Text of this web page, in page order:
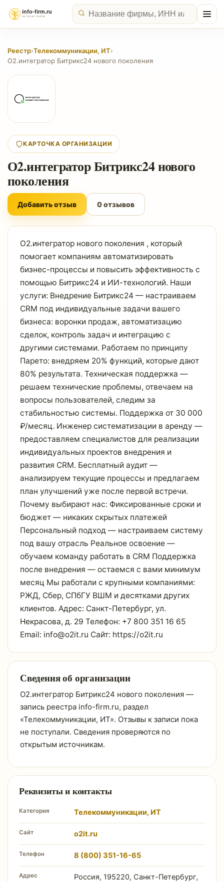
Реестр›Телекоммуникации, ИТ›
О2.интегратор Битрикс24 нового поколения
КАРТОЧКА ОРГАНИЗАЦИИ
О2.интегратор Битрикс24 нового
поколения
Добавить отзыв 0 отзывов
O2.интегратор нового поколения , который
помогает компаниям автоматизировать
бизнес-процессы и повысить эффективность с
помощью Битрикс24 и ИИ-технологий. Наши
услуги: Внедрение Битрикс24 — настраиваем
CRM под индивидуальные задачи вашего
бизнеса: воронки продаж, автоматизацию
сделок, контроль задач и интеграцию с
другими системами. Работаем по принципу
Парето: внедряем 20% функций, которые дают
80% результата. Техническая поддержка —
решаем технические проблемы, отвечаем на
вопросы пользователей, следим за
стабильностью системы. Поддержка от 30 000
₽/месяц. Инженер систематизации в аренду —
предоставляем специалистов для реализации
индивидуальных проектов внедрения и
развития CRM. Бесплатный аудит —
анализируем текущие процессы и предлагаем
план улучшений уже после первой встречи.
Почему выбирают нас: Фиксированные сроки и
бюджет — никаких скрытых платежей
Персональный подход — настраиваем систему
под вашу отрасль Реальное освоение —
обучаем команду работать в CRM Поддержка
после внедрения — остаемся с вами минимум
месяц Мы работали с крупными компаниями:
РЖД, Сбер, СПбГУ ВШМ и десятками других
клиентов. Адрес: Санкт-Петербург, ул.
Некрасова, д. 29 Телефон: +7 800 351 16 65
Email: info@o2it.ru Сайт: https://o2it.ru
Сведения об организации
О2.интегратор Битрикс24 нового поколения —
запись реестра info-firm.ru, раздел
«Телекоммуникации, ИТ». Отзывы к записи пока
не поступали. Сведения проверяются по
открытым источникам.
Реквизиты и контакты
Категория Телекоммуникации, ИТ
Сайт o2it.ru
Телефон 8 (800) 351-16-65
Адрес
Россия, 195220, Санкт-Петербург,